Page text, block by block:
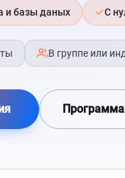
и базы даных С
В группе или
Программа